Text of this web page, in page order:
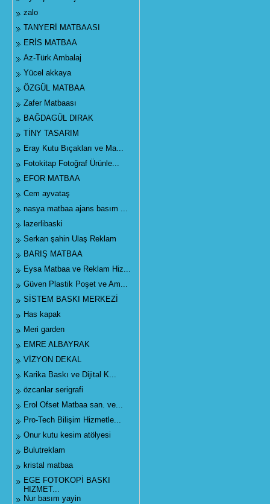
zalo
TANYERİ MATBAASI
ERİS MATBAA
Az-Türk Ambalaj
Yücel akkaya
ÖZGÜL MATBAA
Zafer Matbaası
BAĞDAGÜL DIRAK
TİNY TASARIM
Eray Kutu Bıçakları ve Ma...
Fotokitap Fotoğraf Ürünle...
EFOR MATBAA
Cem ayvataş
nasya matbaa ajans basım ...
lazerlibaski
Serkan şahin Ulaş Reklam
BARIŞ MATBAA
Eysa Matbaa ve Reklam Hiz...
Güven Plastik Poşet ve Am...
SİSTEM BASKI MERKEZİ
Has kapak
Meri garden
EMRE ALBAYRAK
VİZYON DEKAL
Karika Baskı ve Dijital K...
özcanlar serigrafi
Erol Ofset Matbaa san. ve...
Pro-Tech Bilişim Hizmetle...
Onur kutu kesim atölyesi
Bulutreklam
kristal matbaa
EGE FOTOKOPİ BASKI
HIZMET...
Nur basım yayin